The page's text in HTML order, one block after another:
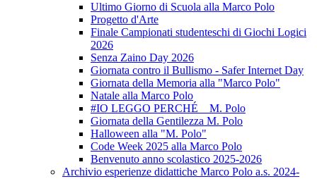
Ultimo Giorno di Scuola alla Marco Polo
Progetto d'Arte
Finale Campionati studenteschi di Giochi Logici
2026
Senza Zaino Day 2026
Giornata contro il Bullismo - Safer Internet Day
Giornata della Memoria alla "Marco Polo"
Natale alla Marco Polo
#IO LEGGO PERCHÉ _ M. Polo
Giornata della Gentilezza M. Polo
Halloween alla "M. Polo"
Code Week 2025 alla Marco Polo
Benvenuto anno scolastico 2025-2026
Archivio esperienze didattiche Marco Polo a.s. 2024-